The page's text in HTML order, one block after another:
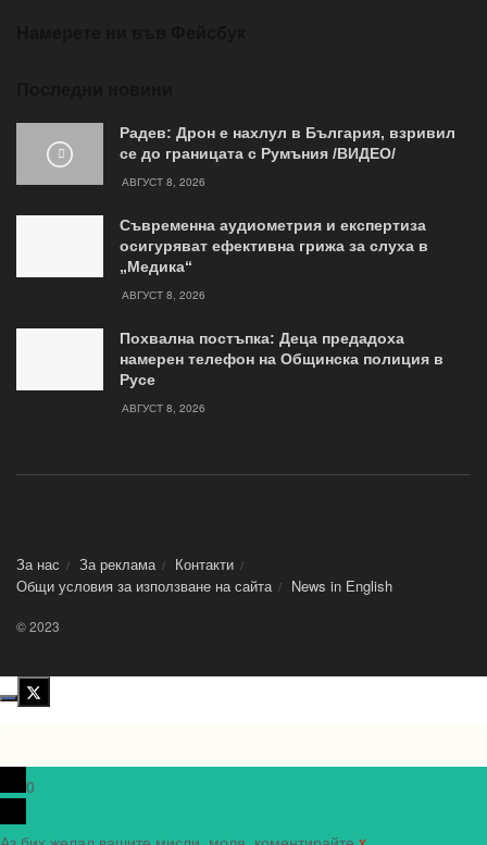
Радев: Дрон е нахлул в България, взривил
се до границата с Румъния /ВИДЕО/
АВГУСТ 8, 2026
Съвременна аудиометрия и експертиза
осигуряват ефективна грижа за слуха в
„Медика“
АВГУСТ 8, 2026
Похвална постъпка: Деца предадоха
намерен телефон на Общинска полиция в
Русе
АВГУСТ 8, 2026
За нас За реклама
Контакти
Общи условия за използване на сайта
News in Еnglish
© 2023
0